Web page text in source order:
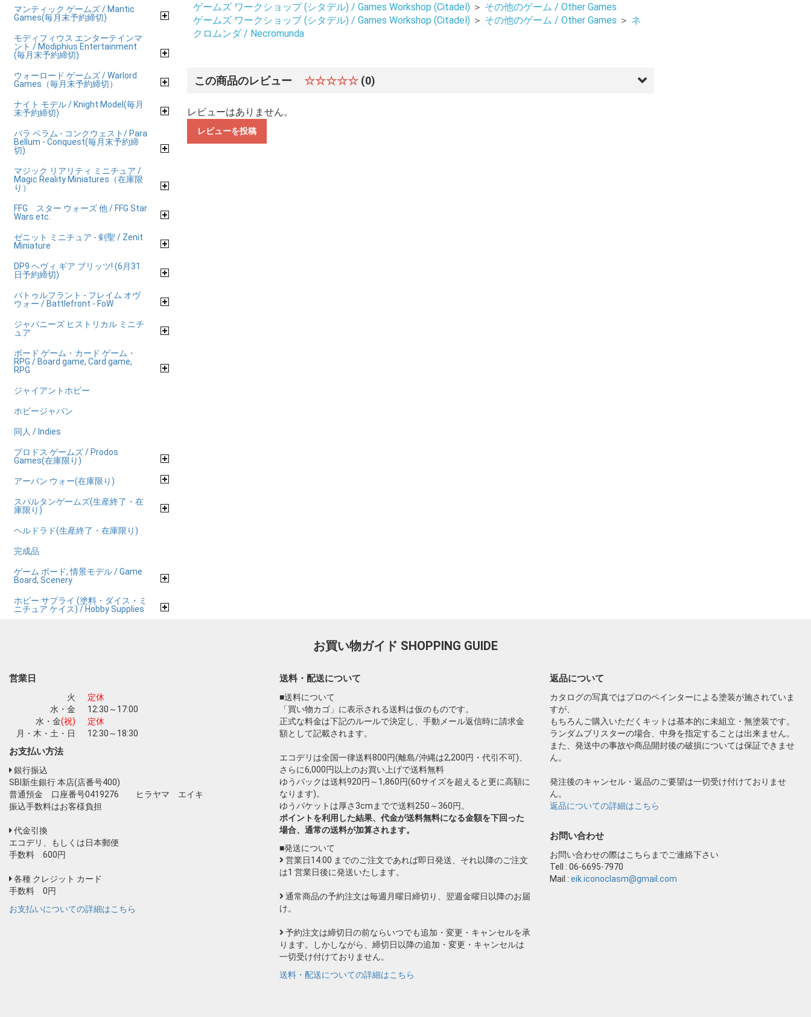
マンティック ゲームズ / Mantic
Games(毎月末予約締切)
モディフィウス エンターテインマ
ント / Modiphius Entertainment
(毎月末予約締切)
ウォーロード ゲームズ / Warlord
Games（毎月末予約締切）
ナイト モデル / Knight Model(毎月
末予約締切)
パラ ベラム - コンクウェスト/ Para
Bellum - Conquest(毎月末予約締
切)
マジック リアリティ ミニチュア /
Magic Reality Miniatures（在庫限
り）
FFG スター ウォーズ 他 / FFG Star
Wars etc.
ゼニット ミニチュア - 剣聖 / Zenit
Miniature
DP9 ヘヴィ ギア ブリッツ! (6月31
日予約締切)
バトゥルフラント - フレイム オヴ
ウォー / Battlefront - FoW
ジャパニーズ ヒストリカル ミニチ
ュア
ボード ゲーム・カード ゲーム・
RPG / Board game, Card game,
RPG
ジャイアントホビー
ホビージャパン
同人 / Indies
プロドス ゲームズ / Prodos
Games(在庫限り)
アーバン ウォー(在庫限り)
スパルタンゲームズ(生産終了・在
庫限り)
ヘルドラド(生産終了・在庫限り)
完成品
ゲーム ボード, 情景モデル / Game
Board, Scenery
ホビー サプライ (塗料・ダイス・ミ
ニチュア ケイス) / Hobby Supplies
ゲームズ ワークショップ (シタデル) / Games Workshop (Citadel) ＞ その他のゲーム / Other Games
ゲームズ ワークショップ (シタデル) / Games Workshop (Citadel) ＞ その他のゲーム / Other Games ＞ ネ
クロムンダ / Necromunda
この商品のレビュー ☆☆☆☆☆ (0)
レビューはありません。
レビューを投稿
お買い物ガイド SHOPPING GUIDE
営業日
火
定休
水・金
12:30～17:00
水・金(祝)
定休
月・木・土・日
12:30～18:30
お支払い方法
銀行振込
SBI新生銀行 本店(店番号400)
普通預金 口座番号0419276 ヒラヤマ エイキ
振込手数料はお客様負担
代金引換
エコデリ、もしくは日本郵便
手数料 600円
各種 クレジット カード
手数料 0円
お支払いについての詳細はこちら
送料・配送について
■送料について
「買い物カゴ」に表示される送料は仮のものです。
正式な料金は下記のルールで決定し、手動メール返信時に請求金
額として記載されます。
エコデリは全国一律送料800円(離島/沖縄は2,200円・代引不可)、
さらに6,000円以上のお買い上げで送料無料
ゆうパックは送料920円～1,860円(60サイズを超えると更に高額に
なります)。
ゆうパケットは厚さ3cmまでで送料250～360円。
ポイントを利用した結果、代金が送料無料になる金額を下回った
場合、通常の送料が加算されます。
■発送について
営業日14:00 までのご注文であれば即日発送、それ以降のご注文
は1 営業日後に発送いたします。
通常商品の予約注文は毎週月曜日締切り、翌週金曜日以降のお届
け。
予約注文は締切日の前ならいつでも追加・変更・キャンセルを承
ります。しかしながら、締切日以降の追加・変更・キャンセルは
一切受け付けておりません。
送料・配送についての詳細はこちら
返品について
カタログの写真ではプロのペインターによる塗装が施されていま
すが、
もちろんご購入いただくキットは基本的に未組立・無塗装です。
ランダムブリスターの場合、中身を指定することは出来ません。
また、発送中の事故や商品開封後の破損については保証できませ
ん。
発注後のキャンセル・返品のご要望は一切受け付けておりませ
ん。
返品についての詳細はこちら
お問い合わせ
お問い合わせの際はこちらまでご連絡下さい
Tell : 06-6695-7970
Mail : eik.iconoclasm@gmail.com